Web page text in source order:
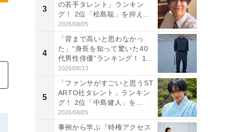
3
の若手タレント」ランキン
グ！ 2位「松島聡」を抑え...
2026/08/05
4
「背まで高いと思わなかっ
た」“身長を知って驚いた40
代男性俳優”ランキング！ 1...
2026/06/13
5
「ファンサがすごいと思うST
ARTO社タレント」ランキン
グ！ 2位「中島健人」を...
2026/08/05
事例から学ぶ『特権アクセス